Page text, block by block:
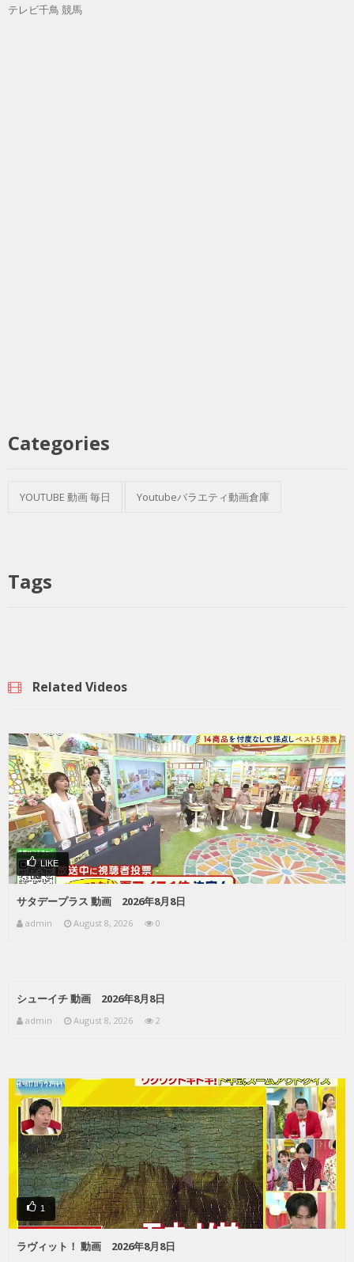
テレビ千鳥 競馬
Categories
YOUTUBE 動画 毎日 Youtubeバラエティ動画倉庫
Tags
Related Videos
LIKE
サタデープラス 動画 2026年8月8日
admin August 8, 2026 0
シューイチ 動画 2026年8月8日
admin August 8, 2026 2
1
ラヴィット！ 動画 2026年8月8日